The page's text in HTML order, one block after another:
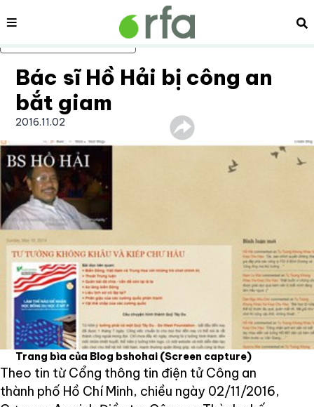
Bỏ qua nội dung chính
Nội dung
Bác sĩ Hồ Hải bị công an
bắt giam
2016.11.02
Trang bìa của Blog bshohai (Screen capture)
Theo tin từ Cổng thông tin điện tử Công an
thành phố Hồ Chí Minh, chiều ngày 02/11/2016,